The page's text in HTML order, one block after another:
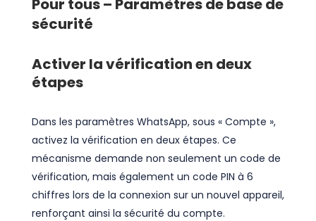
Pour tous – Paramètres de base de
sécurité
Activer la vérification en deux
étapes
Dans les paramètres WhatsApp, sous « Compte »,
activez la vérification en deux étapes. Ce
mécanisme demande non seulement un code de
vérification, mais également un code PIN à 6
chiffres lors de la connexion sur un nouvel appareil,
renforçant ainsi la sécurité du compte.